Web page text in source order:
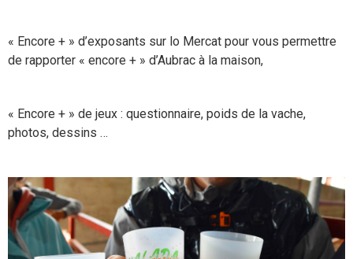
« Encore + » d’exposants sur lo Mercat pour vous permettre
de rapporter « encore + » d’Aubrac à la maison,
« Encore + » de jeux : questionnaire, poids de la vache,
photos, dessins …